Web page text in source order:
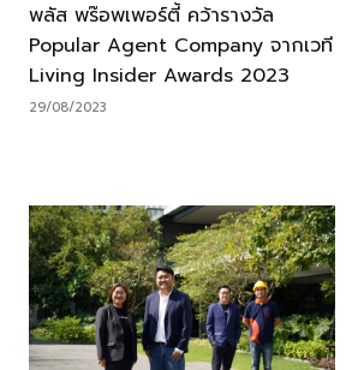
พลัส พร๊อพเพอร์ตี้ คว้ารางวัล
Popular Agent Company จากเวที
Living Insider Awards 2023
29/08/2023